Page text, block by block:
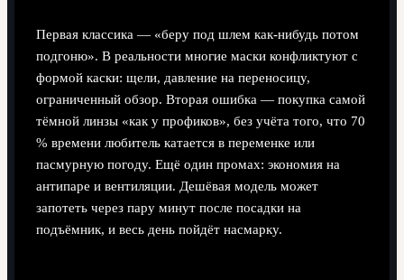
Первая классика — «беру под шлем как-нибудь потом
подгоню». В реальности многие маски конфликтуют с
формой каски: щели, давление на переносицу,
ограниченный обзор. Вторая ошибка — покупка самой
тёмной линзы «как у профиков», без учёта того, что 70
% времени любитель катается в переменке или
пасмурную погоду. Ещё один промах: экономия на
антипаре и вентиляции. Дешёвая модель может
запотеть через пару минут после посадки на
подъёмник, и весь день пойдёт насмарку.